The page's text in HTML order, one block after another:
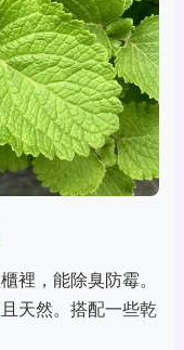
裡，能除臭防霉。
天然。搭配一些乾